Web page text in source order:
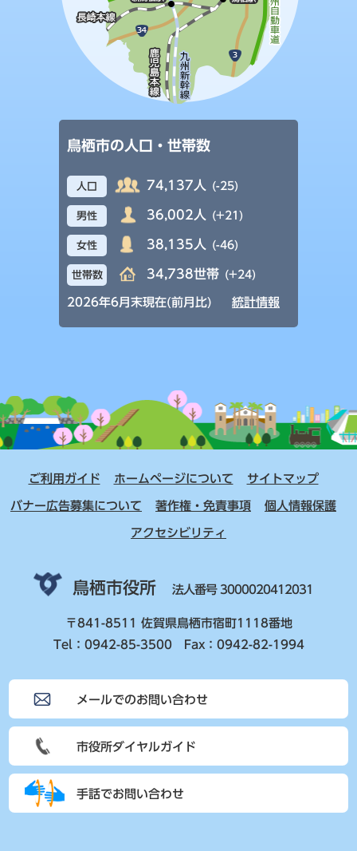
鳥栖市の人口・世帯数
人口 74,137人 (-25)
男性 36,002人 (+21)
女性 38,135人 (-46)
世帯数 34,738世帯 (+24)
2026年6月末現在(前月比) 統計情報
ご利用ガイド ホームページについて サイトマップ
バナー広告募集について 著作権・免責事項 個人情報保護
アクセシビリティ
鳥栖市役所 法人番号 3000020412031
〒841-8511 佐賀県鳥栖市宿町1118番地
Tel：0942-85-3500 Fax：0942-82-1994
メールでのお問い合わせ
市役所ダイヤルガイド
手話でお問い合わせ